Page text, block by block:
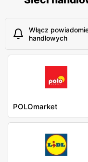
Włącz
handlowych
POLOmarket